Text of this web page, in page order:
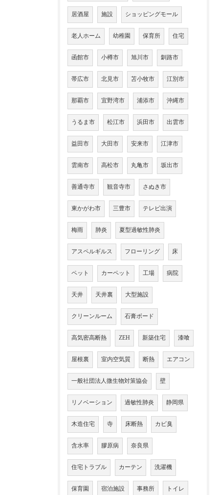
居酒屋 施設 ショッピングモール
老人ホーム 幼稚園 保育所 住宅
函館市 小樽市 旭川市 釧路市
帯広市 北見市 苫小牧市 江別市
那覇市 宜野湾市 浦添市 沖縄市
うるま市 松江市 浜田市 出雲市
益田市 大田市 安来市 江津市
雲南市 高松市 丸亀市 坂出市
善通寺市 観音寺市 さぬき市
東かがわ市 三豊市 テレビ出演
梅雨 肺炎 夏型過敏性肺炎
アスペルギルス フローリング 床
ペット カーペット 工場 病院
天井 天井裏 大型施設
クリーンルーム 石膏ボード
高気密高断熱 ZEH 新築住宅 漆喰
屋根裏 室内空気質 断熱 エアコン
一般社団法人微生物対策協会 壁
リノベーション 過敏性肺炎 静岡県
木造住宅 寺 床断熱 カビ臭
含水率 膠原病 奈良県
住宅トラブル カーテン 洗濯機
保育園 宿泊施設 事務所 トイレ